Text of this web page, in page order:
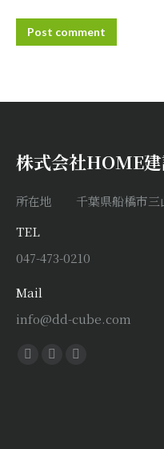
Post comment
株式会社HOME
所在地 千葉県船橋市三
TEL
047-473-0210
Mail
info@dd-cube.com
Find us on:
Facebook
X
Instagram